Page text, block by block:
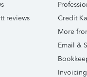
reviews
Credit
More
Email &